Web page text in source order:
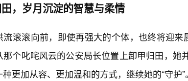
，岁月沉淀的智慧与柔情
流滚滚向前，即使再强大的个体，也终将迎来
那个叱咤风云的公安局长位置上卸甲归田，她
更加从容、更加温和的方式，继续她的“守护”。